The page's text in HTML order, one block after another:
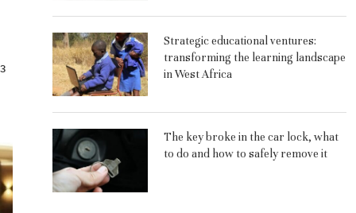
Strategic educational ventures:
transforming the learning landscape
in West Africa
The key broke in the car lock, what
to do and how to safely remove it